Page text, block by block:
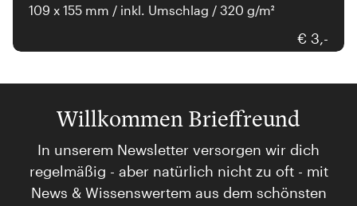
109 x 155 mm / inkl. Umschlag / 320 g/m²
€ 3,-
Willkommen Brieffreund
In unserem Newsletter versorgen wir dich
regelmäßig - aber natürlich nicht zu oft - mit
News & Wissenswertem aus dem schönsten